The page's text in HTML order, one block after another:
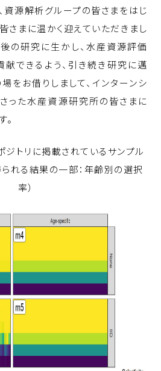
資源解析グループの皆さまをはじ
さまに温かく迎えていただきまし
の研究に生かし、水産資源評価
できるよう、引き続き研究に邁
をお借りしまして、インターンシ
った水産資源研究所の皆さまに
ジトリに掲載されているサンプル
れる結果の一部：年齢別の選択
率）